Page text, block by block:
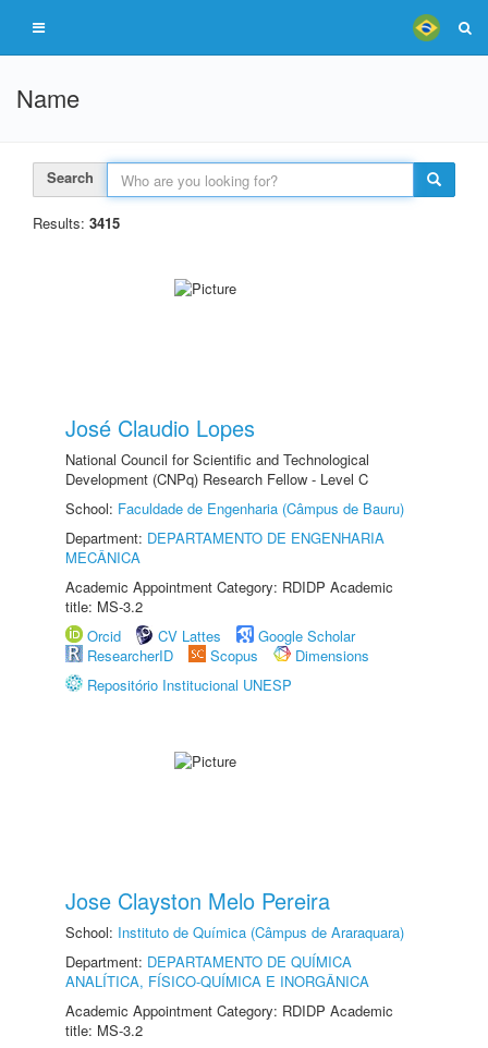
Name
Search
Results: 3415
José Claudio Lopes
National Council for Scientific and Technological
Development (CNPq) Research Fellow - Level C
School: Faculdade de Engenharia (Câmpus de Bauru)
Department: DEPARTAMENTO DE ENGENHARIA
MECÂNICA
Academic Appointment Category: RDIDP Academic
title: MS-3.2
Orcid
CV Lattes
Google Scholar
ResearcherID
Scopus
Dimensions
Repositório Institucional UNESP
Jose Clayston Melo Pereira
School: Instituto de Química (Câmpus de Araraquara)
Department: DEPARTAMENTO DE QUÍMICA
ANALÍTICA, FÍSICO-QUÍMICA E INORGÂNICA
Academic Appointment Category: RDIDP Academic
title: MS-3.2